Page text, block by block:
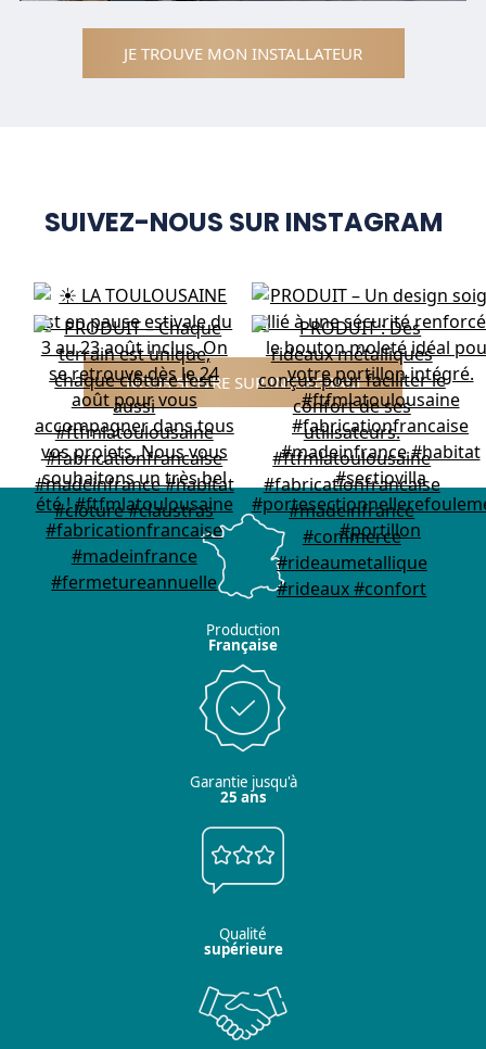
JE TROUVE MON INSTALLATEUR
SUIVEZ-NOUS SUR INSTAGRAM
NOUS SUIVRE SUR INSTAGRAM
Production
Française
Garantie jusqu'à
25 ans
Qualité
supérieure